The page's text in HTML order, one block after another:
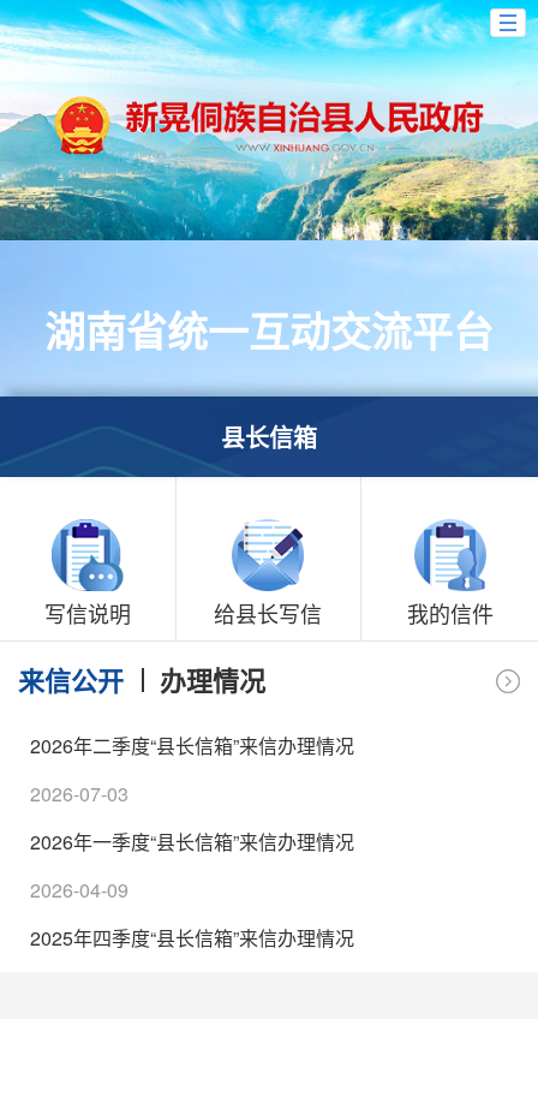
湖南省统一互动交流平台
县长信箱
写信说明 给县长写信 我的信件
来信公开 办理情况
2026年二季度“县长信箱”来信办理情况
2026-07-03
2026年一季度“县长信箱”来信办理情况
2026-04-09
2025年四季度“县长信箱”来信办理情况